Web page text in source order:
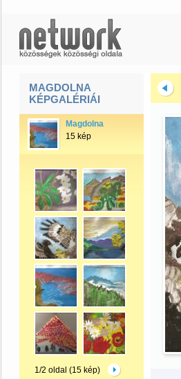
MAGDOLNA
KÉPGALÉRIÁI
Magdolna
15 kép
1/2 oldal (15 kép)